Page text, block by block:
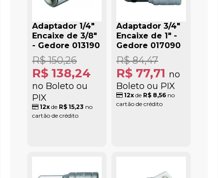
Adaptador 1/4"
Encaixe de 3/8"
- Gedore 013190
R$ 138,24
no Boleto ou
PIX
R$ 150,26
12x de R$ 15,23 no
cartão de crédito
Adaptador 3/4"
Encaixe de 1" -
Gedore 017090
R$ 77,71 no
Boleto ou PIX
R$ 84,47
12xde R$ 8,56no
cartão de crédito